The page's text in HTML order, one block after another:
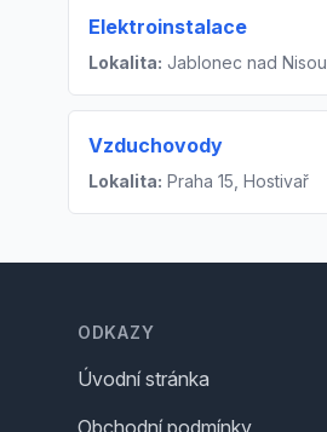
Elektroinstalace
Lokalita: Jablonec nad Nisou
Vzduchovody
Lokalita: Praha 15, Hostivař
ODKAZY
Úvodní stránka
Obchodní podmínky